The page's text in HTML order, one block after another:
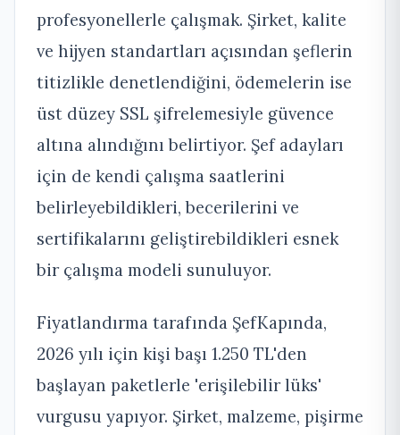
profesyonellerle çalışmak. Şirket, kalite
ve hijyen standartları açısından şeflerin
titizlikle denetlendiğini, ödemelerin ise
üst düzey SSL şifrelemesiyle güvence
altına alındığını belirtiyor. Şef adayları
için de kendi çalışma saatlerini
belirleyebildikleri, becerilerini ve
sertifikalarını geliştirebildikleri esnek
bir çalışma modeli sunuluyor.
Fiyatlandırma tarafında ŞefKapında,
2026 yılı için kişi başı 1.250 TL'den
başlayan paketlerle 'erişilebilir lüks'
vurgusu yapıyor. Şirket, malzeme, pişirme